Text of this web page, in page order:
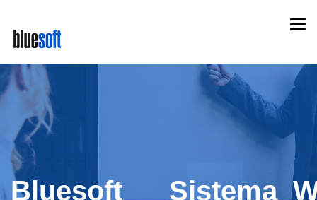
main
content